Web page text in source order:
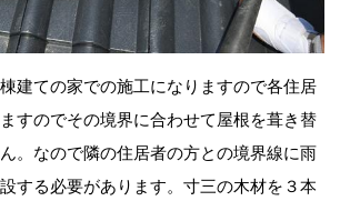
建ての家での施工になりますので各住居
すのでその境界に合わせて屋根を葺き替
。なので隣の住居者の方との境界線に雨
する必要があります。寸三の木材を３本